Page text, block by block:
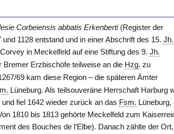
Corbeiensis abbatis Erkenberti(Register der
1128 entstand und in einer Abschrift des 15.Jh.
in Meckelfeld auf eine Stiftung des 9.Jh.
Bremer Erzbischöfe teilweise an die Hzg. zu
69 kam diese Region – die späteren Ämter
Lüneburg. Als teilsouveräne Herrschaft Harburg
fiel 1642 wieder zurück an das Fsm. Lüneburg,
1810 bis 1813 gehörte Meckelfeld zum
des Bouches de l’Elbe). Danach zählte der